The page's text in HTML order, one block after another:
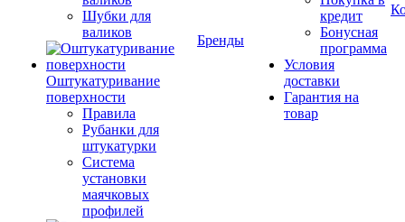
Шубки для
валиков
Оштукатуривание
поверхности
Правила
Рубанки для
штукатурки
Система
установки
маячковых
профилей
Бренды
кредит
Бонусная
программа
Условия
доставки
Гарантия на
товар